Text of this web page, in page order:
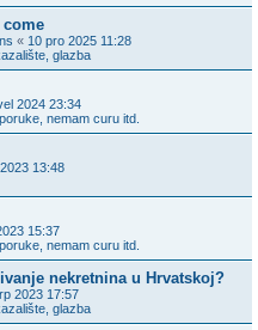
« 10 pro 2025 11:28
glazba
2024 23:34
nemam curu itd.
13:48
15:37
nemam curu itd.
nekretnina u Hrvatskoj?
2023 17:57
glazba